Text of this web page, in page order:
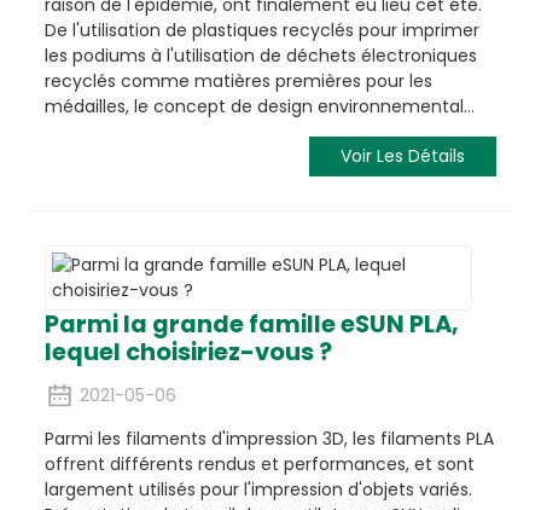
De l'utilisation de plastiques recyclés pour imprimer
les podiums à l'utilisation de déchets électroniques
recyclés comme matières premières pour les
médailles, le concept de design environnemental…
Voir Les Détails
Parmi la grande famille eSUN PLA,
lequel choisiriez-vous ?
2021-05-06
Parmi les filaments d'impression 3D, les filaments PLA
offrent différents rendus et performances, et sont
largement utilisés pour l'impression d'objets variés.